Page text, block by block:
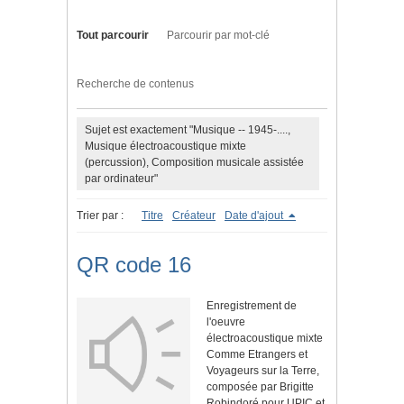
Tout parcourir Parcourir par mot-clé
Recherche de contenus
Sujet est exactement "Musique -- 1945-....,
Musique électroacoustique mixte
(percussion), Composition musicale assistée
par ordinateur"
Trier par : Titre Créateur Date d'ajout
QR code 16
Enregistrement de
l'oeuvre
électroacoustique mixte
Comme Etrangers et
Voyageurs sur la Terre,
composée par Brigitte